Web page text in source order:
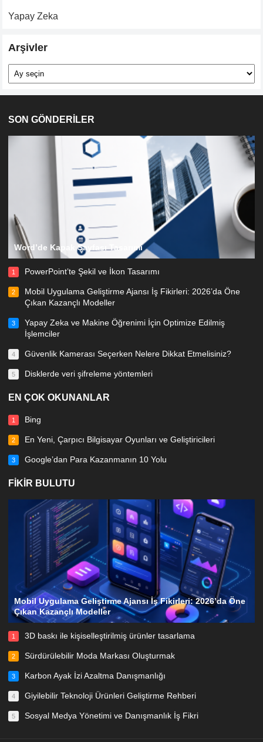
Yapay Zeka
Arşivler
Arşivler
SON GÖNDERİLER
Word’de Kapak Sayfası Tasarımı
1 PowerPoint’te Şekil ve İkon Tasarımı
2
Mobil Uygulama Geliştirme Ajansı İş Fikirleri: 2026’da Öne
Çıkan Kazançlı Modeller
3
Yapay Zeka ve Makine Öğrenimi İçin Optimize Edilmiş
İşlemciler
4 Güvenlik Kamerası Seçerken Nelere Dikkat Etmelisiniz?
5 Disklerde veri şifreleme yöntemleri
EN ÇOK OKUNANLAR
1 Bing
2 En Yeni, Çarpıcı Bilgisayar Oyunları ve Geliştiricileri
3 Google’dan Para Kazanmanın 10 Yolu
FIKIR BULUTU
Mobil Uygulama Geliştirme Ajansı İş Fikirleri: 2026’da Öne
Çıkan Kazançlı Modeller
1 3D baskı ile kişiselleştirilmiş ürünler tasarlama
2 Sürdürülebilir Moda Markası Oluşturmak
3 Karbon Ayak İzi Azaltma Danışmanlığı
4 Giyilebilir Teknoloji Ürünleri Geliştirme Rehberi
5 Sosyal Medya Yönetimi ve Danışmanlık İş Fikri